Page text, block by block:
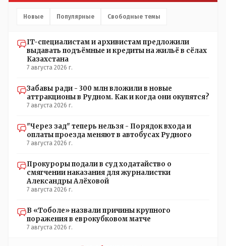
установлены кондиционеры, питьевой и температурный
противоречие. Вы считаете иначе?
Новые Популярные Свободные темы
IT-специалистам и архивистам предложили
выдавать подъёмные и кредиты на жильё в сёлах
Казахстана
7 августа 2026 г.
Забавы ради - 300 млн вложили в новые
аттракционы в Рудном. Как и когда они окупятся?
7 августа 2026 г.
"Через зад" теперь нельзя - Порядок входа и
оплаты проезда меняют в автобусах Рудного
7 августа 2026 г.
Прокуроры подали в суд ходатайство о
смягчении наказания для журналистки
Александры Алёховой
7 августа 2026 г.
В «Тоболе» назвали причины крупного
поражения в еврокубковом матче
7 августа 2026 г.